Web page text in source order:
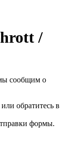
/
сообщим о
обратитесь в
формы.